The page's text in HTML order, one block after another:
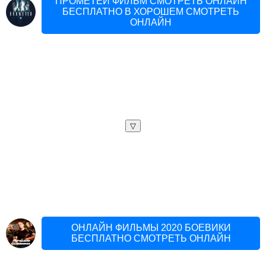
БЕСПЛАТНО В ХОРОШЕМ СМОТРЕТЬ
ОНЛАЙН
▽
ОНЛАЙН ФИЛЬМЫ 2020 БОЕВИКИ
БЕСПЛАТНО СМОТРЕТЬ ОНЛАЙН